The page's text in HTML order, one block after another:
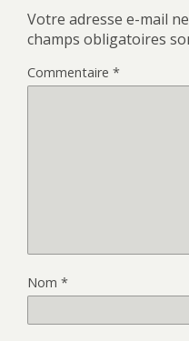
Votre adresse e-mail
champs obligatoires
Commentaire *
Nom *